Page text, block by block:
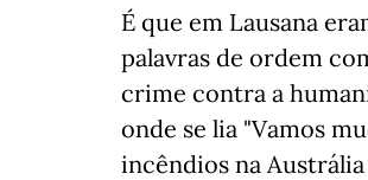
É que em Lausana
palavras de ordem
crime contra a
onde se lia "Vamos
incêndios na